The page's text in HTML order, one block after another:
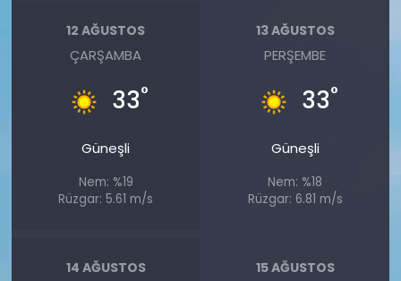
12 AĞUSTOS
ÇARŞAMBA
33°
Güneşli
Nem: %19
Rüzgar: 5.61 m/s
13 AĞUSTOS
PERŞEMBE
33°
Güneşli
Nem: %18
Rüzgar: 6.81 m/s
14 AĞUSTOS 15 AĞUSTOS